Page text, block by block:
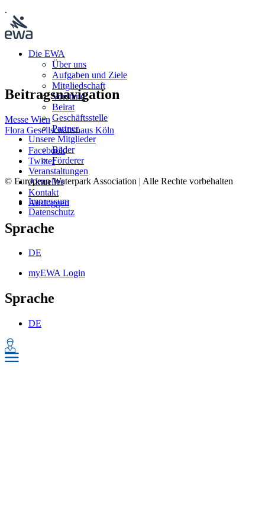
.
Die EWA
Über uns
Aufgaben und Ziele
Mitgliedschaft
Vorstand
Beirat
Geschäftsstelle
Partner
Unsere Mitglieder
Bäder
Förderer
Veranstaltungen
Aktuelles
Kontakt
Ausloggen
Sprache
DE
myEWA Login
Sprache
DE
Beitragsnavigation
Messe Wien
Flora Gesellschaftshaus Köln
Facebook
Twitter
© European Waterpark Association | Alle Rechte vorbehalten
Impressum
Datenschutz